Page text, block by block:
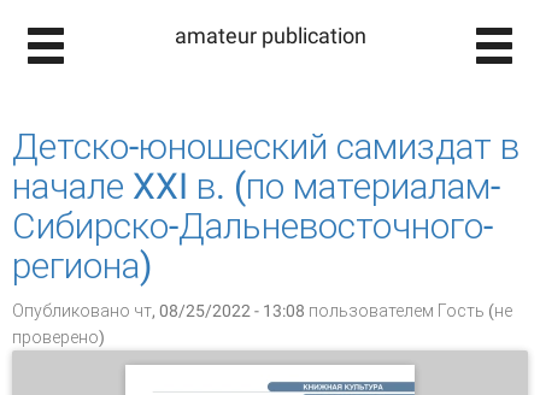
amateur publication
Детско-­юношеский­ самиздат­ в
начале­ XXI­ в. (по­ материалам­
Сибирско-­Дальневосточного­
региона)
Опубликовано чт, 08/25/2022 - 13:08 пользователем Гость (не
проверено)